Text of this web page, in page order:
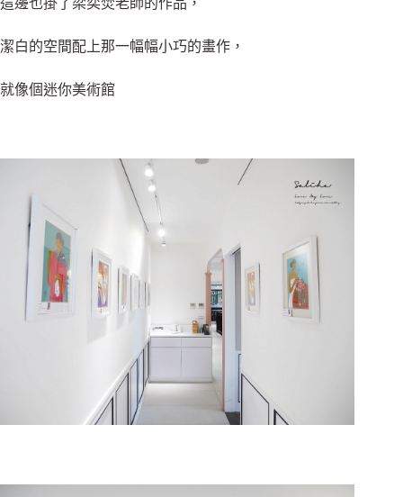
這邊也掛了梁奕焚老師的作品，
潔白的空間配上那一幅幅小巧的畫作，
就像個迷你美術館